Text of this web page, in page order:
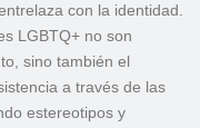
con la identidad.
LGBTQ+ no son
sino también el
a través de las
estereotipos y